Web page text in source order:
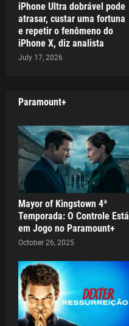
iPhone Ultra dobrável pode
atrasar, custar uma fortuna
e repetir o fenômeno do
iPhone X, diz analista
July 17, 2026
Paramount+
Mayor of Kingstown 4ª
Temporada: O Controle Está
em Jogo no Paramount+
October 26, 2025